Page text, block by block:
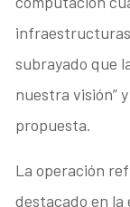
subrayado que
nuestra visión”
propuesta.
La operación
destacado en